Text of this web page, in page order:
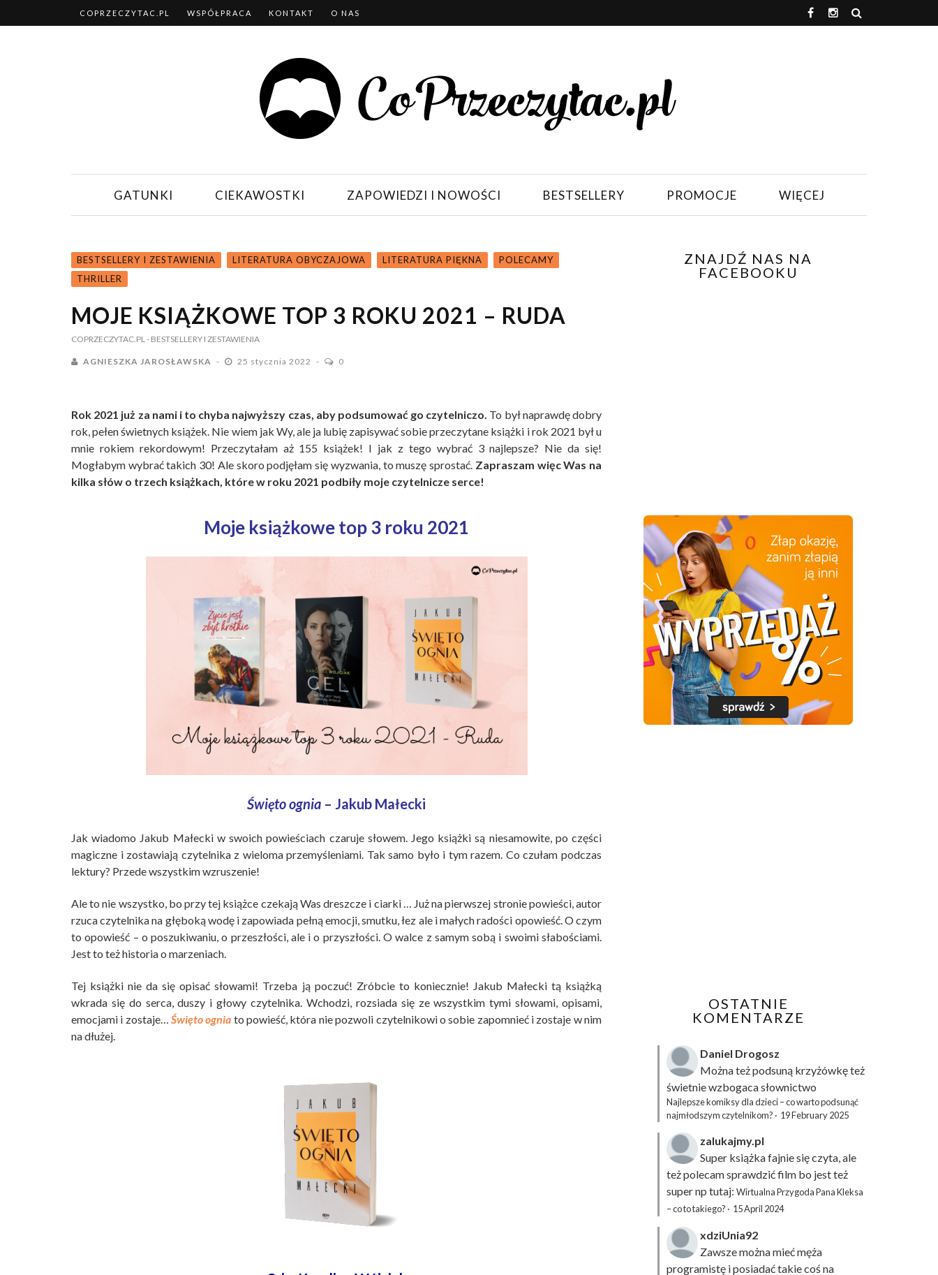
COPRZECZYTAC.PL WSPÓŁPRACA KONTAKT O NAS
GATUNKI CIEKAWOSTKI ZAPOWIEDZI I NOWOŚCI BESTSELLERY PROMOCJE WIĘCEJ
BESTSELLERY I ZESTAWIENIA LITERATURA OBYCZAJOWA LITERATURA PIĘKNA
POLECAMY
THRILLER
MOJE KSIĄŻKOWE TOP 3 ROKU 2021 – RUDA
COPRZECZYTAC.PL- BESTSELLERY I ZESTAWIENIA
AGNIESZKA JAROSŁAWSKA 25 stycznia 2022 0
Rok 2021 już za nami i to chyba najwyższy czas, aby podsumować go czytelniczo. To był naprawdę dobry
rok, pełen świetnych książek. Nie wiem jak Wy, ale ja lubię zapisywać sobie przeczytane książki i rok 2021 był u
mnie rokiem rekordowym! Przeczytałam aż 155 książek! I jak z tego wybrać 3 najlepsze? Nie da się!
Mogłabym wybrać takich 30! Ale skoro podjęłam się wyzwania, to muszę sprostać. Zapraszam więc Was na
kilka słów o trzech książkach, które w roku 2021 podbiły moje czytelnicze serce!
Moje książkowe top 3 roku 2021
Święto ognia – Jakub Małecki
Jak wiadomo Jakub Małecki w swoich powieściach czaruje słowem. Jego książki są niesamowite, po części
magiczne i zostawiają czytelnika z wieloma przemyśleniami. Tak samo było i tym razem. Co czułam podczas
lektury? Przede wszystkim wzruszenie!
Ale to nie wszystko, bo przy tej książce czekają Was dreszcze i ciarki … Już na pierwszej stronie powieści, autor
rzuca czytelnika na głęboką wodę i zapowiada pełną emocji, smutku, łez ale i małych radości opowieść. O czym
to opowieść – o poszukiwaniu, o przeszłości, ale i o przyszłości. O walce z samym sobą i swoimi słabościami.
Jest to też historia o marzeniach.
Tej książki nie da się opisać słowami! Trzeba ją poczuć! Zróbcie to koniecznie! Jakub Małecki tą książką
wkrada się do serca, duszy i głowy czytelnika. Wchodzi, rozsiada się ze wszystkim tymi słowami, opisami,
emocjami i zostaje…Święto ognia to powieść, która nie pozwoli czytelnikowi o sobie zapomnieć i zostaje w nim
na dłużej.
ZNAJDŹ NAS NA
FACEBOOKU
OSTATNIE
KOMENTARZE
Daniel Drogosz
Można też podsuną krzyżówkęteż
świetnie wzbogaca słownictwo
Najlepsze komiksy dla dzieci – co warto podsunąć
najmłodszym czytelnikom? · 19 February 2025
zalukajmy.pl
Super książka fajnie się czyta, ale
też polecam sprawdzić film bo jest też
super np tutaj: Wirtualna Przygoda Pana Kleksa
– co to takiego? · 15 April 2024
xdziUnia92
Zawsze można mieć męża
programistę i posiadać takie coś na